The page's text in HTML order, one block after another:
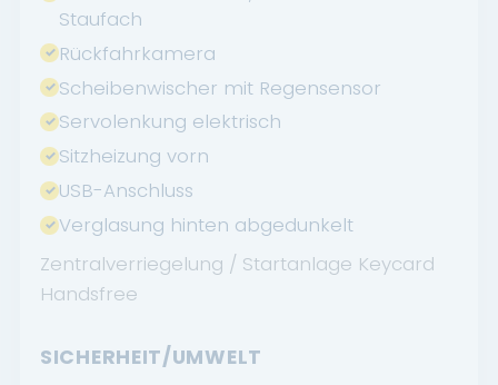
Staufach
Rückfahrkamera
Scheibenwischer mit Regensensor
Servolenkung elektrisch
Sitzheizung vorn
USB-Anschluss
Verglasung hinten abgedunkelt
Zentralverriegelung / Startanlage Keycard
Handsfree
SICHERHEIT/UMWELT